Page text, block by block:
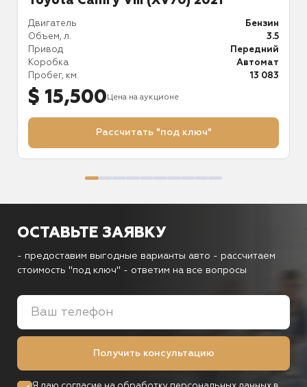
Двигатель
Бензин
Объем, л.
3.5
Привод
Передний
Коробка
Автомат
Пробег, км.
13 083
$ 15,500 Цена на аукционе
Рассчитать "под ключ"
ОСТАВЬТЕ ЗАЯВКУ
- предоставим выгодные варианты авто - рассчитаем
стоимость "под ключ" - ответим на все вопросы
Получить консультацию